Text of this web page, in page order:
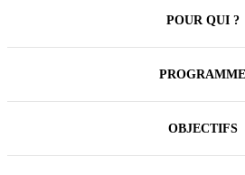
POUR QUI ?
PROGRAMME
OBJECTIFS